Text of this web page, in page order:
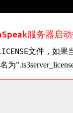
服务器启
文件，如果